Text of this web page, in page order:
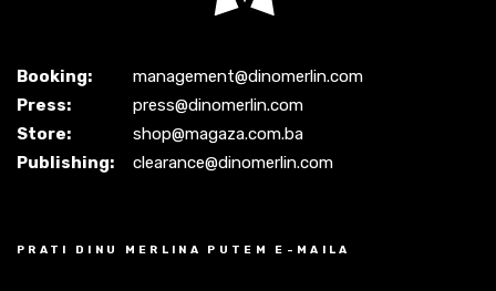
Booking:
management@dinomerlin.com
Press:
press@dinomerlin.com
Store:
shop@magaza.com.ba
Publishing:
clearance@dinomerlin.com
PRATI DINU MERLINA PUTEM E-MAILA